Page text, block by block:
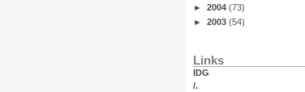
► 2004 (73)
► 2003 (54)
Links
IDG
/.